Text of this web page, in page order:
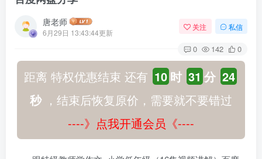
唐老师
6月29日 13:43:44更新
关注 私信
0 142 0
距离 特权优惠结束 还有 10 时 31 分 24
秒，结束后恢复原价，需要就不要错过
----》点我开通会员《----